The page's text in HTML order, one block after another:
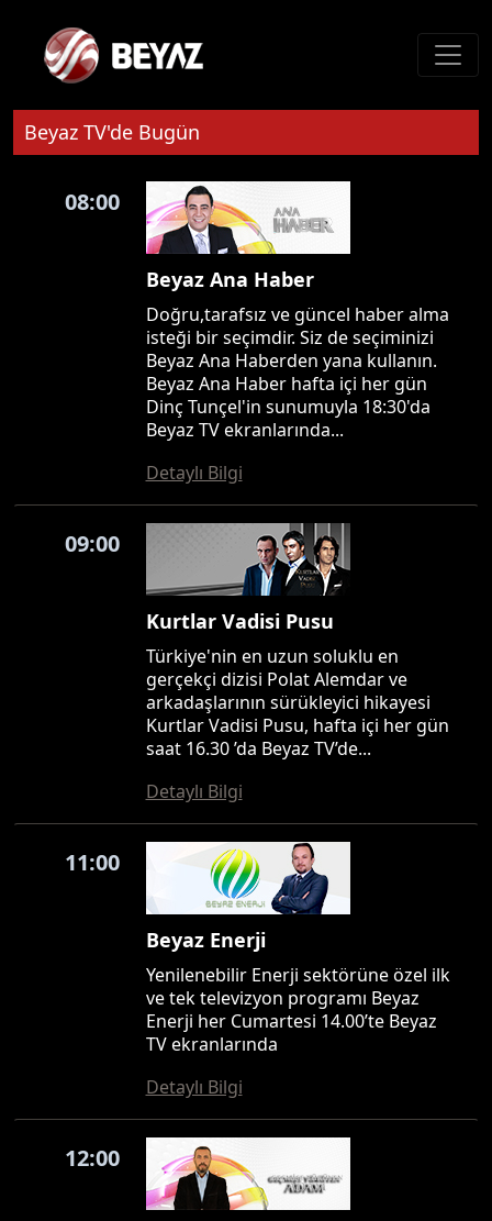
Beyaz TV'de Bugün
08:00
Beyaz Ana Haber
Doğru,tarafsız ve güncel haber alma
isteği bir seçimdir. Siz de seçiminizi
Beyaz Ana Haberden yana kullanın.
Beyaz Ana Haber hafta içi her gün
Dinç Tunçel'in sunumuyla 18:30'da
Beyaz TV ekranlarında...
Detaylı Bilgi
09:00
Kurtlar Vadisi Pusu
Türkiye'nin en uzun soluklu en
gerçekçi dizisi Polat Alemdar ve
arkadaşlarının sürükleyici hikayesi
Kurtlar Vadisi Pusu, hafta içi her gün
saat 16.30 ’da Beyaz TV’de...
Detaylı Bilgi
11:00
Beyaz Enerji
Yenilenebilir Enerji sektörüne özel ilk
ve tek televizyon programı Beyaz
Enerji her Cumartesi 14.00’te Beyaz
TV ekranlarında
Detaylı Bilgi
12:00